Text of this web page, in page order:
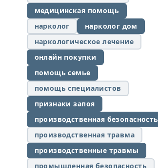
медицинская помощь
нарколог
нарколог дом
наркологическое лечение
онлайн покупки
помощь семье
помощь специалистов
признаки запоя
производственная безопасность
производственная травма
производственные травмы
промышленная безопасность